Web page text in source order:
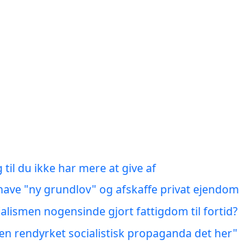
til du ikke har mere at give af
"ny grundlov" og afskaffe privat ejendom
nogensinde gjort fattigdom til fortid?
rendyrket socialistisk propaganda det her"